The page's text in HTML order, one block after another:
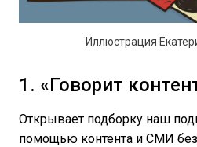
Иллюстрация
1. «Говорит
Открывает подборку наш
помощью контента и СМИ